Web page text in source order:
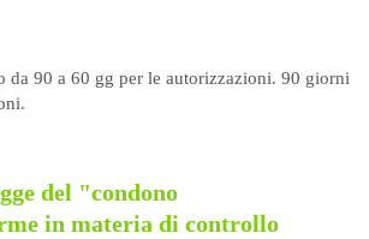
da 90 a 60 gg per le autorizzazioni. 90 giorni
del "condono
in materia di controllo